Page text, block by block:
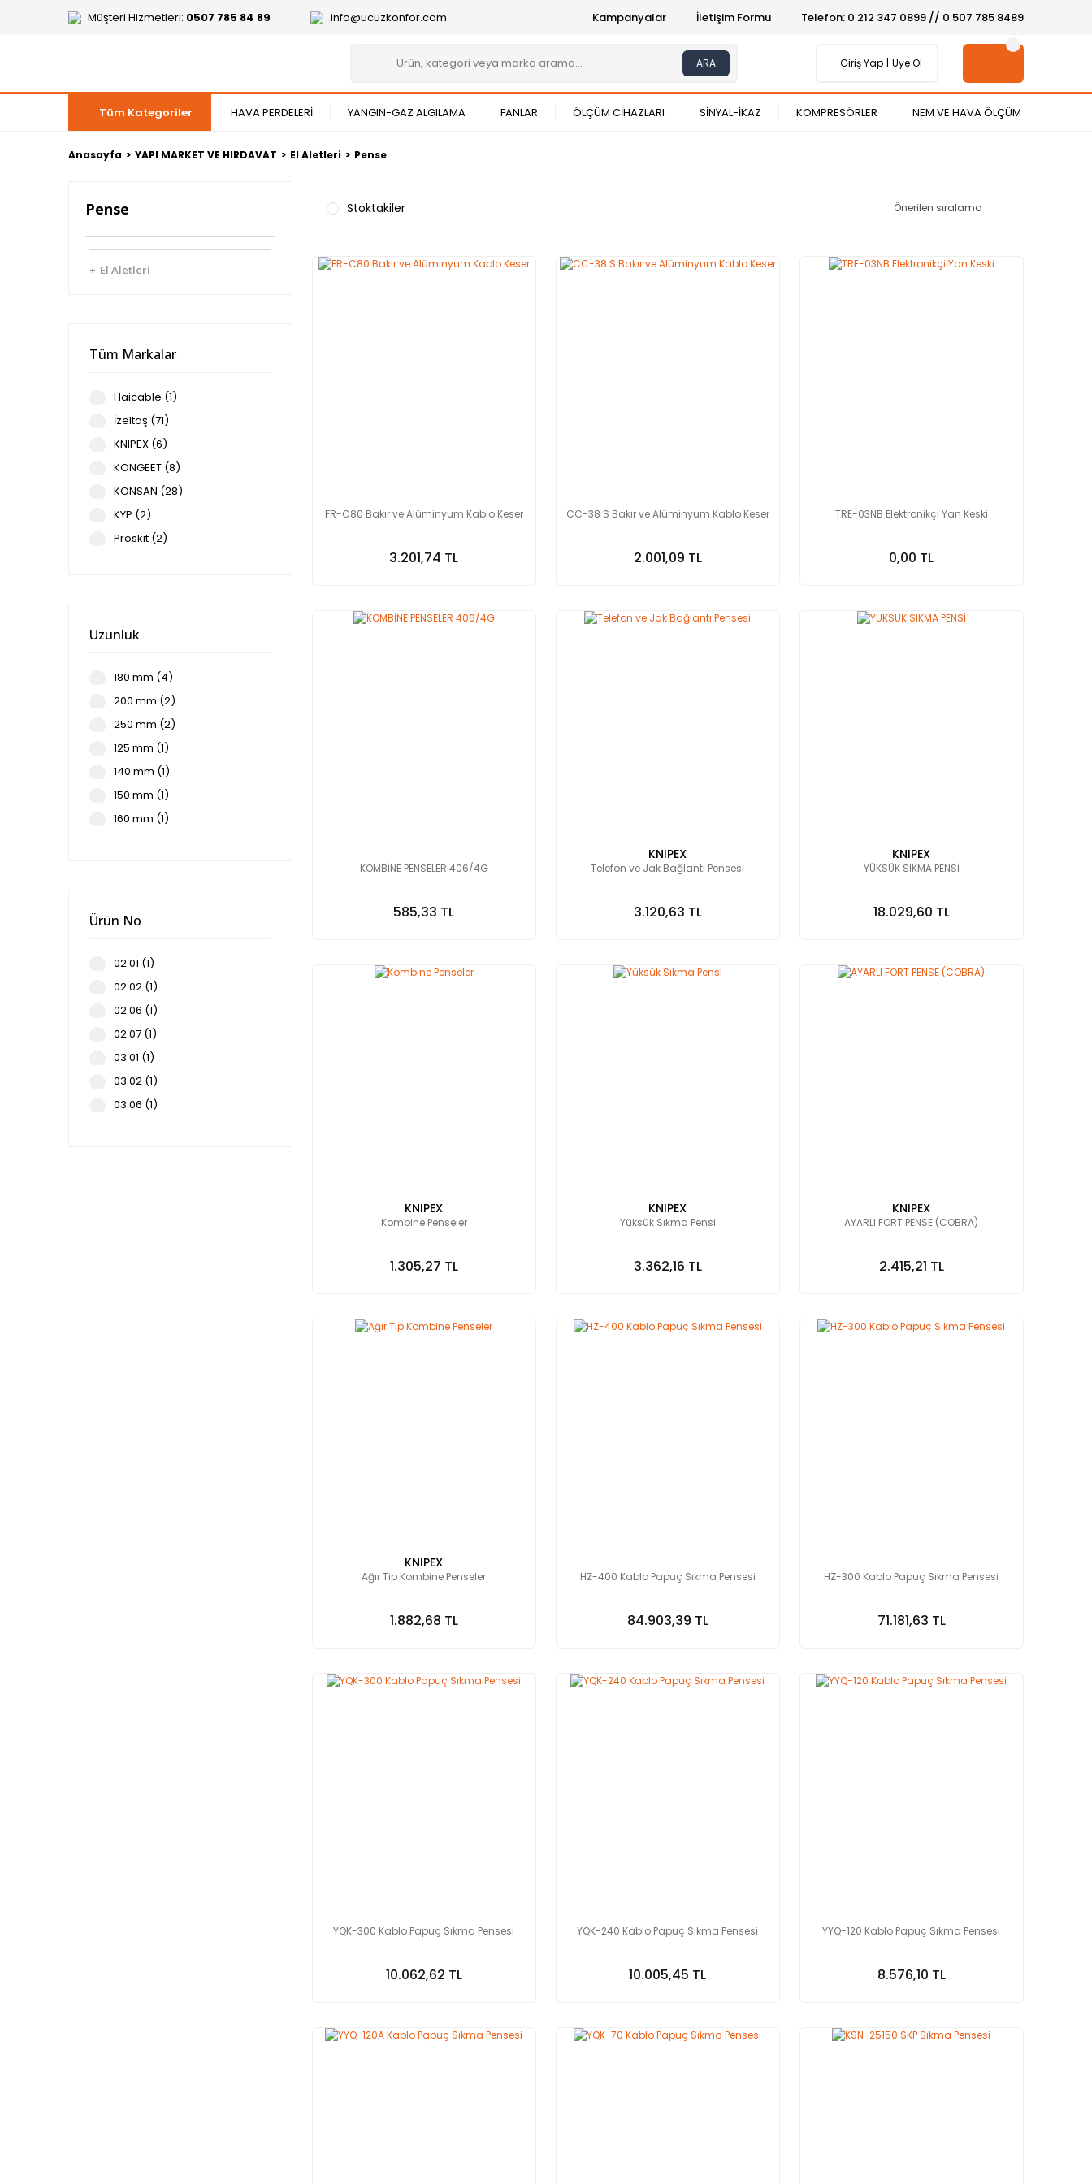
Müşteri Hizmetleri: 0507 785 84 89 info@ucuzkonfor.com Kampanyalar İletişim Formu Telefon: 0 212 347 0899 // 0 507 785 8489
ARA Giriş Yap Üye Ol
Tüm Kategoriler HAVA PERDELERİ YANGIN-GAZ ALGILAMA FANLAR ÖLÇÜM CİHAZLARI SİNYAL-İKAZ KOMPRESÖRLER NEM VE HAVA ÖLÇÜM
Anasayfa YAPI MARKET VE HIRDAVAT El Aletleri Pense
Pense
El Aletleri
Tüm Markalar
Haicable (1)
İzeltaş (71)
KNIPEX (6)
KONGEET (8)
KONSAN (28)
KYP (2)
Proskit (2)
Uzunluk
180 mm (4)
200 mm (2)
250 mm (2)
125 mm (1)
140 mm (1)
150 mm (1)
160 mm (1)
400 mm (1)
Ürün No
02 01 (1)
02 02 (1)
02 06 (1)
02 07 (1)
03 01 (1)
03 02 (1)
03 06 (1)
Stoktakiler
FR-C80 Bakır ve Alüminyum Kablo Keser
3.201,74 TL
CC-38 S Bakır ve Alüminyum Kablo Keser
2.001,09 TL
TRE-03NB Elektronikçi Yan Keski
0,00 TL
KOMBİNE PENSELER 406/4G
585,33 TL
KNIPEX
Telefon ve Jak Bağlantı Pensesi
3.120,63 TL
KNIPEX
YÜKSÜK SIKMA PENSİ
18.029,60 TL
KNIPEX
Kombine Penseler
1.305,27 TL
KNIPEX
Yüksük Sıkma Pensi
3.362,16 TL
KNIPEX
AYARLI FORT PENSE (COBRA)
2.415,21 TL
KNIPEX
Ağır Tip Kombine Penseler
1.882,68 TL
HZ-400 Kablo Papuç Sıkma Pensesi
84.903,39 TL
HZ-300 Kablo Papuç Sıkma Pensesi
71.181,63 TL
YQK-300 Kablo Papuç Sıkma Pensesi
10.062,62 TL
YQK-240 Kablo Papuç Sıkma Pensesi
10.005,45 TL
YYQ-120 Kablo Papuç Sıkma Pensesi
8.576,10 TL